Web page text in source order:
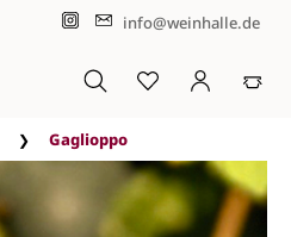
info@weinhalle.de
Gaglioppo